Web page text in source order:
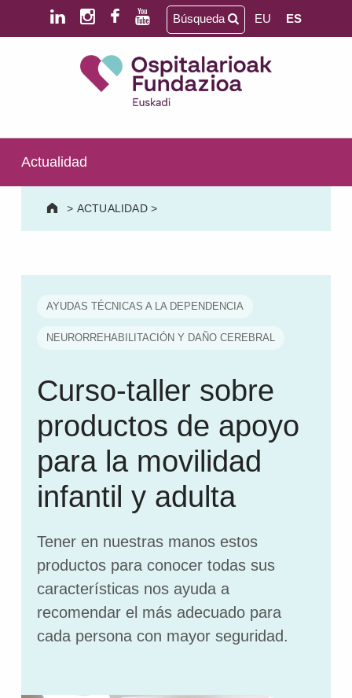
Saltar al contenido principal
Saltar al pie de página
SALUD MENTAL | DISCAPACIDAD INTELECTUAL | NEURORREHABILITACIÓN Y DAÑO CEREBRAL | PERSONA MAYOR
Búsqueda EU ES
Actualidad
> ACTUALIDAD>
AYUDAS TÉCNICAS A LA DEPENDENCIA
NEURORREHABILITACIÓN Y DAÑO CEREBRAL
Curso-taller sobre
productos de apoyo
para la movilidad
infantil y adulta
Tener en nuestras manos estos
productos para conocer todas sus
características nos ayuda a
recomendar el más adecuado para
cada persona con mayor seguridad.